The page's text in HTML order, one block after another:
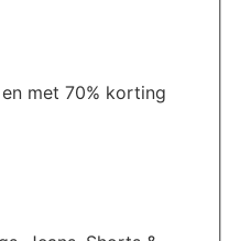
met 70% korting